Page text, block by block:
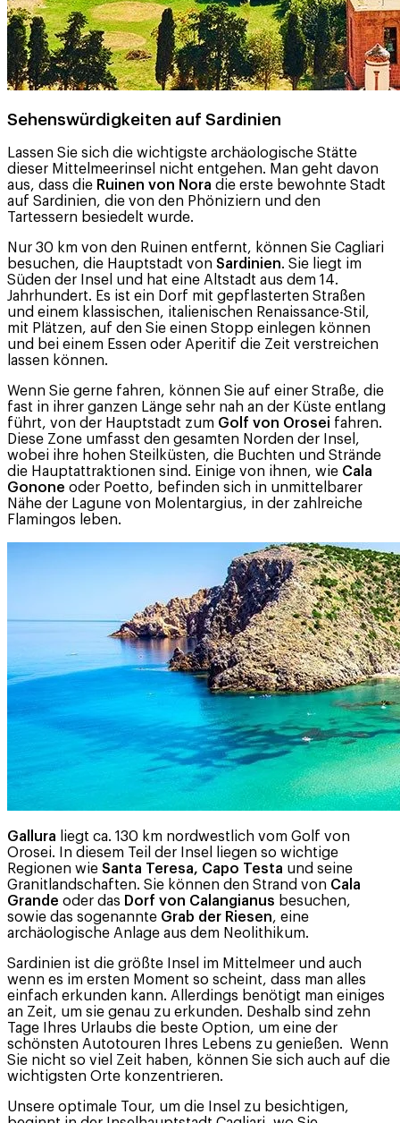
Sehenswürdigkeiten auf Sardinien
Lassen Sie sich die wichtigste archäologische Stätte
dieser Mittelmeerinsel nicht entgehen. Man geht davon
aus, dass die Ruinen von Nora die erste bewohnte Stadt
auf Sardinien, die von den Phöniziern und den
Tartessern besiedelt wurde.
Nur 30 km von den Ruinen entfernt, können Sie Cagliari
besuchen, die Hauptstadt von Sardinien. Sie liegt im
Süden der Insel und hat eine Altstadt aus dem 14.
Jahrhundert. Es ist ein Dorf mit gepflasterten Straßen
und einem klassischen, italienischen Renaissance-Stil,
mit Plätzen, auf den Sie einen Stopp einlegen können
und bei einem Essen oder Aperitif die Zeit verstreichen
lassen können.
Wenn Sie gerne fahren, können Sie auf einer Straße, die
fast in ihrer ganzen Länge sehr nah an der Küste entlang
führt, von der Hauptstadt zum Golf von Orosei fahren.
Diese Zone umfasst den gesamten Norden der Insel,
wobei ihre hohen Steilküsten, die Buchten und Strände
die Hauptattraktionen sind. Einige von ihnen, wie Cala
Gonone oder Poetto, befinden sich in unmittelbarer
Nähe der Lagune von Molentargius, in der zahlreiche
Flamingos leben.
Gallura liegt ca. 130 km nordwestlich vom Golf von
Orosei. In diesem Teil der Insel liegen so wichtige
Regionen wie Santa Teresa, Capo Testa und seine
Granitlandschaften. Sie können den Strand von Cala
Grande oder das Dorf von Calangianus besuchen,
sowie das sogenannte Grab der Riesen, eine
archäologische Anlage aus dem Neolithikum.
Sardinien ist die größte Insel im Mittelmeer und auch
wenn es im ersten Moment so scheint, dass man alles
einfach erkunden kann. Allerdings benötigt man einiges
an Zeit, um sie genau zu erkunden. Deshalb sind zehn
Tage Ihres Urlaubs die beste Option, um eine der
schönsten Autotouren Ihres Lebens zu genießen. Wenn
Sie nicht so viel Zeit haben, können Sie sich auch auf die
wichtigsten Orte konzentrieren.
Unsere optimale Tour, um die Insel zu besichtigen,